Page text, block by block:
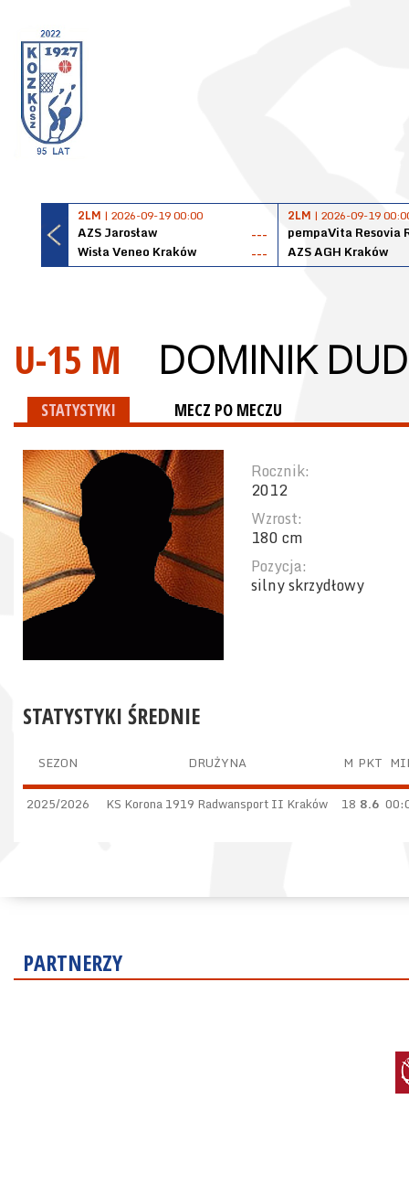
2LM | 2026-09-19 00:00
AZS Jarosław
---
Wisła Veneo Kraków
---
2LM | 2026-09-19
pempaVita Resovia
AZS AGH Kraków
U-15 M DOMINIK
STATYSTYKI MECZ PO MECZU
Rocznik:
2012
Wzrost:
180 cm
Pozycja:
silny skrzydłowy
STATYSTYKI ŚREDNIE
SEZON DRUŻYNA M PKT
2025/2026 KS Korona 1919 Radwansport II Kraków 18 8.6
PARTNERZY